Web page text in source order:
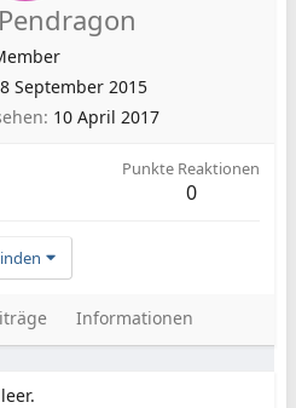
8 September 2015
10 April 2017
Punkte Reaktionen
0
Informationen